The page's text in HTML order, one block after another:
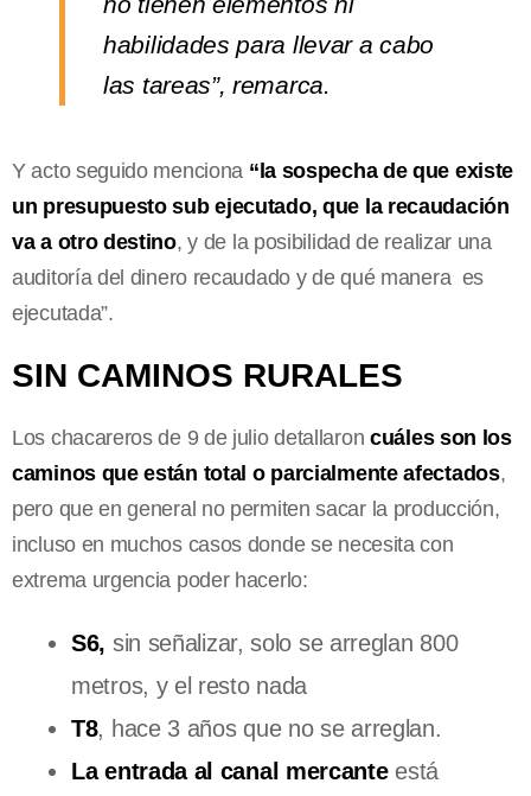
habilidades para llevar a cabo
las tareas”, remarca.
Y acto seguido menciona “la sospecha de que existe
un presupuesto sub ejecutado, que la recaudación
va a otro destino, y de la posibilidad de realizar una
auditoría del dinero recaudado y de qué manera es
ejecutada”.
SIN CAMINOS RURALES
Los chacareros de 9 de julio detallaron cuáles son los
caminos que están total o parcialmente afectados,
pero que en general no permiten sacar la producción,
incluso en muchos casos donde se necesita con
extrema urgencia poder hacerlo:
S6, sin señalizar, solo se arreglan 800
metros, y el resto nada
T8, hace 3 años que no se arreglan.
La entrada al canal mercante está